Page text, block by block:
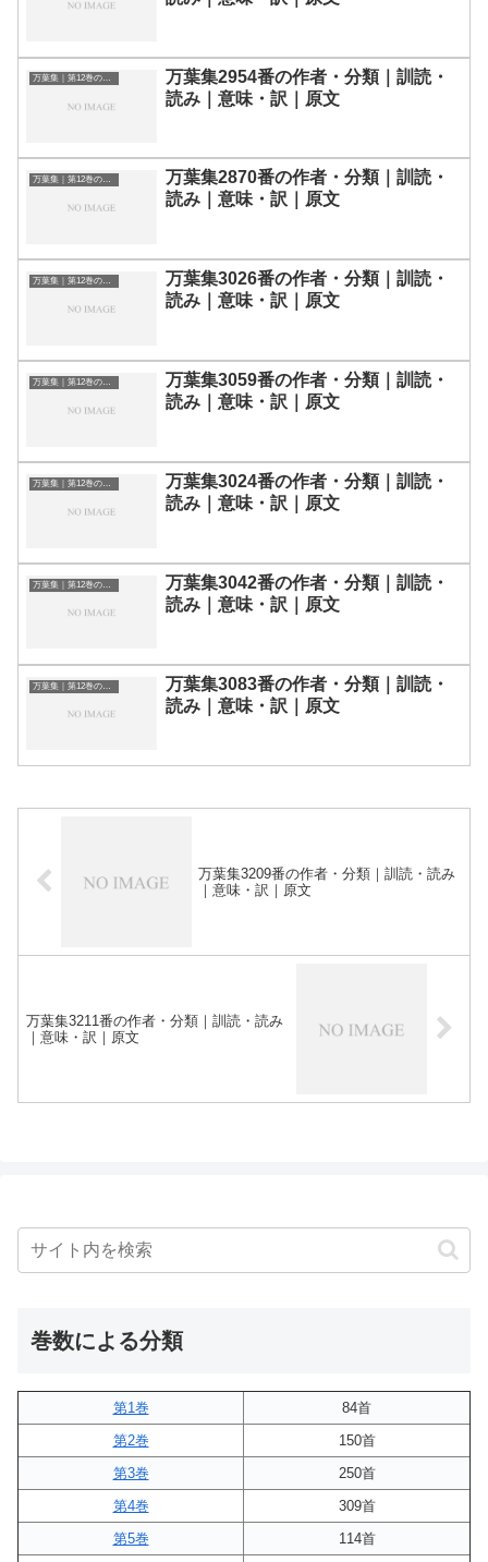
万葉集｜第12巻の和歌一覧
万葉集2954番の作者・分類｜訓読・
読み｜意味・訳｜原文
万葉集｜第12巻の和歌一覧
万葉集2870番の作者・分類｜訓読・
読み｜意味・訳｜原文
万葉集｜第12巻の和歌一覧
万葉集3026番の作者・分類｜訓読・
読み｜意味・訳｜原文
万葉集｜第12巻の和歌一覧
万葉集3059番の作者・分類｜訓読・
読み｜意味・訳｜原文
万葉集｜第12巻の和歌一覧
万葉集3024番の作者・分類｜訓読・
読み｜意味・訳｜原文
万葉集｜第12巻の和歌一覧
万葉集3042番の作者・分類｜訓読・
読み｜意味・訳｜原文
万葉集｜第12巻の和歌一覧
万葉集3083番の作者・分類｜訓読・
読み｜意味・訳｜原文
万葉集3209番の作者・分類｜訓読・読み
｜意味・訳｜原文
万葉集3211番の作者・分類｜訓読・読み
｜意味・訳｜原文
巻数による分類
第1巻
84首
第2巻
150首
第3巻
250首
第4巻
309首
第5巻
114首